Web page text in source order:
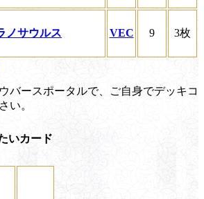
ノサウルス VEC 9 3枚
バースポータルで、ご自身でデッキコ
い。
いカード